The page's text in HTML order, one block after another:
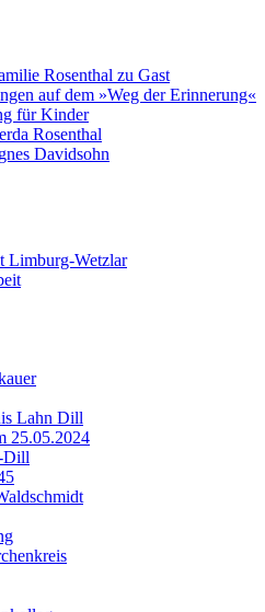
Rosenthal zu Gast
auf dem »Weg der Erinnerung«
für Kinder
Rosenthal
Davidsohn
Limburg-Wetzlar
Lahn Dill
25.05.2024
Dill